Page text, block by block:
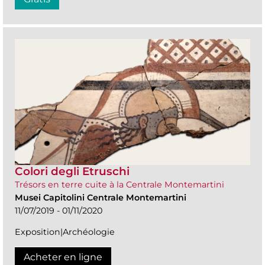
Colori degli Etruschi
Trésors en terre cuite à la Centrale Montemartini
Musei Capitolini Centrale Montemartini
11/07/2019 - 01/11/2020
Exposition|Archéologie
Acheter en ligne